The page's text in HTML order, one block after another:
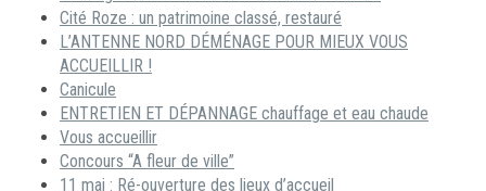
Cité Roze : un patrimoine classé, restauré
L’ANTENNE NORD DÉMÉNAGE POUR MIEUX VOUS
ACCUEILLIR !
Canicule
ENTRETIEN ET DÉPANNAGE chauffage et eau chaude
Vous accueillir
Concours “A fleur de ville”
11 mai : Ré-ouverture des lieux d’accueil